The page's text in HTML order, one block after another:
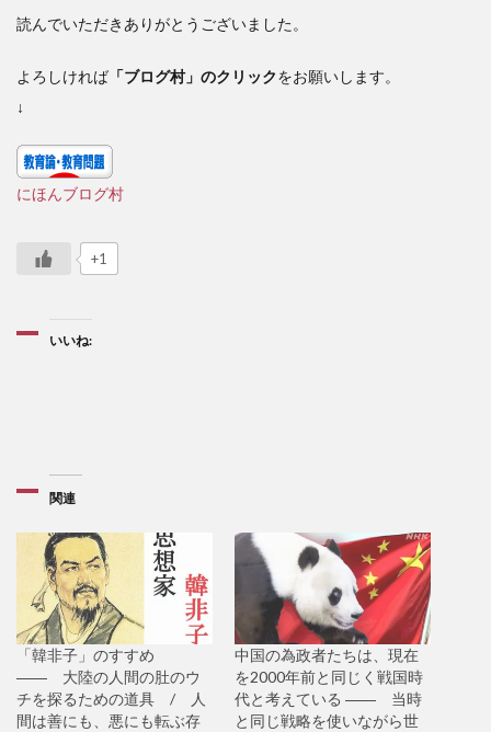
読んでいただきありがとうございました。
よろしければ 「ブログ村」のクリックをお願いします。
↓
にほんブログ村
+1
いいね:
関連
「韓非子」のすすめ
―― 大陸の人間の肚のウ
チを探るための道具 / 人
間は善にも、悪にも転ぶ存
中国の為政者たちは、現在
を2000年前と同じく戦国時
代と考えている ―― 当時
と同じ戦略を使いながら世